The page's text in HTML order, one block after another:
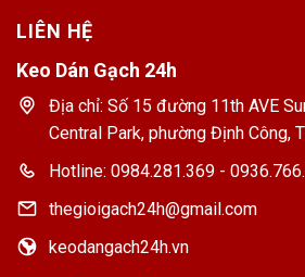
LIÊN HỆ
Keo Dán Gạch 24h
Địa chỉ: Số 15 đường 11th AVE
Central Park, phường Định Công,
Hotline: 0984.281.369 -
thegioigach24h@gmail.com
keodangach24h.vn